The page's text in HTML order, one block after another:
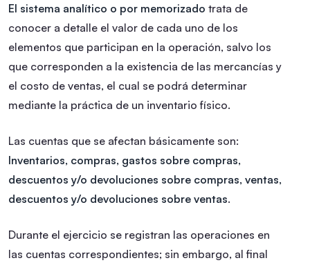
El sistema analítico o por memorizado trata de
conocer a detalle el valor de cada uno de los
elementos que participan en la operación, salvo los
que corresponden a la existencia de las mercancías y
el costo de ventas, el cual se podrá determinar
mediante la práctica de un inventario físico.
Las cuentas que se afectan básicamente son:
Inventarios, compras, gastos sobre compras,
descuentos y/o devoluciones sobre compras, ventas,
descuentos y/o devoluciones sobre ventas.
Durante el ejercicio se registran las operaciones en
las cuentas correspondientes; sin embargo, al final